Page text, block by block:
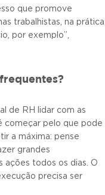
que promove
trabalhistas, na prática
por exemplo”,
de RH lidar com as
começar pelo que pode
a máxima: pense
grandes
ações todos os dias. O
precisa ser